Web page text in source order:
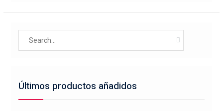
Últimos productos añadidos